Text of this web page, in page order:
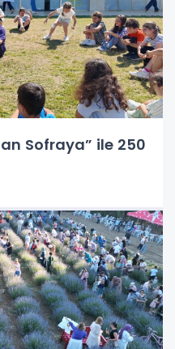
Sofraya” ile 250